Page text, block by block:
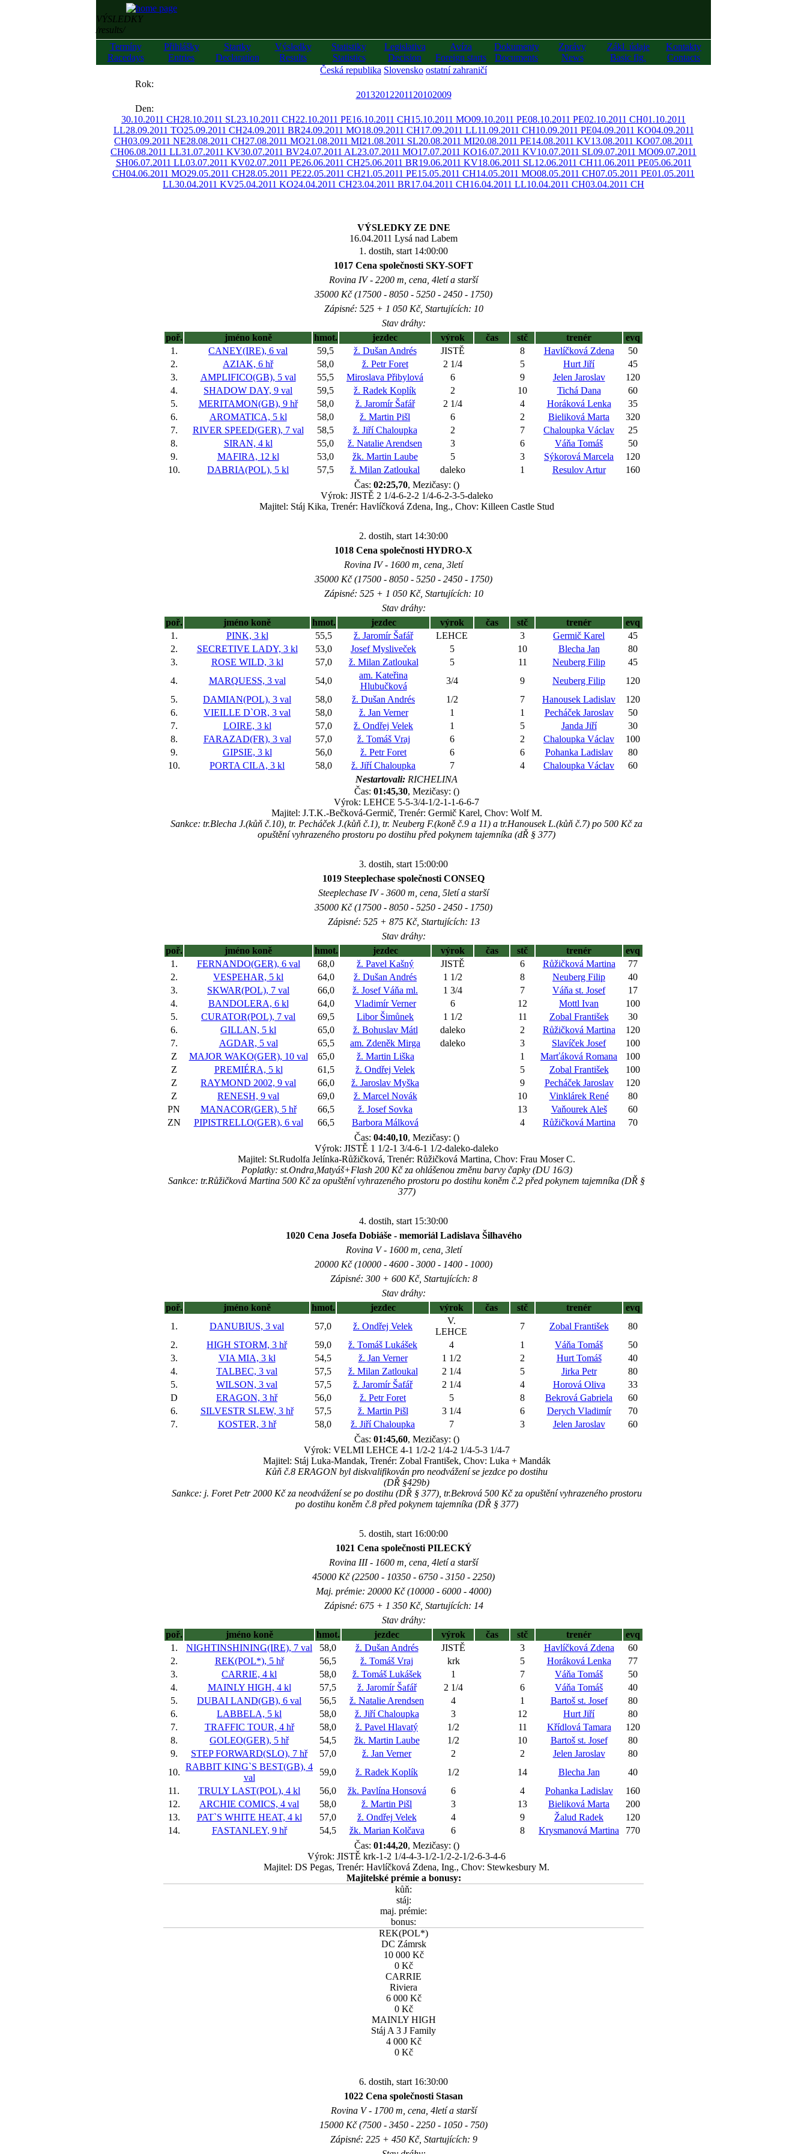
VÝSLEDKY
/results/
Termíny
Racedays
Přihlášky
Entries
Startky
Declaration
Výsledky
Results
Statistiky
Statistics
Legislativa
Decision
Avíza
Foreign starts
Dokumenty
Documents
Zprávy
News
Zákl. údaje
Basic fig.
Kontakty
Contacts
Česká republika Slovensko ostatní zahraničí
Rok:
201320122011 20102009
Den:
30.10.2011 CH28.10.2011 SL23.10.2011 CH22.10.2011 PE16.10.2011 CH15.10.2011 MO09.10.2011 PE08.10.2011 PE02.10.2011 CH01.10.2011
LL28.09.2011 TO25.09.2011 CH24.09.2011 BR24.09.2011 MO18.09.2011 CH17.09.2011 LL11.09.2011 CH10.09.2011 PE04.09.2011 KO04.09.2011
CH03.09.2011 NE28.08.2011 CH27.08.2011 MO21.08.2011 MI21.08.2011 SL20.08.2011 MI20.08.2011 PE14.08.2011 KV13.08.2011 KO07.08.2011
CH06.08.2011 LL31.07.2011 KV30.07.2011 BV24.07.2011 AL23.07.2011 MO17.07.2011 KO16.07.2011 KV10.07.2011 SL09.07.2011 MO09.07.2011
SH06.07.2011 LL03.07.2011 KV02.07.2011 PE26.06.2011 CH25.06.2011 BR19.06.2011 KV18.06.2011 SL12.06.2011 CH11.06.2011 PE05.06.2011
CH04.06.2011 MO29.05.2011 CH28.05.2011 PE22.05.2011 CH21.05.2011 PE15.05.2011 CH14.05.2011 MO08.05.2011 CH07.05.2011 PE01.05.2011
LL30.04.2011 KV25.04.2011 KO24.04.2011 CH23.04.2011 BR17.04.2011 CH16.04.2011 LL10.04.2011 CH03.04.2011 CH
VÝSLEDKY ZE DNE
16.04.2011 Lysá nad Labem
1. dostih, start 14:00:00
1017 Cena společnosti SKY-SOFT
Rovina IV - 2200 m, cena, 4letí a starší
35000 Kč (17500 - 8050 - 5250 - 2450 - 1750)
Zápisné: 525 + 1 050 Kč, Startujících: 10
Stav dráhy:
poř.
jméno koně hmot. jezdec výrok čas stč trenér
evq
1.
CANEY(IRE), 6 val 59,5 ž. Dušan Andrés JISTĚ 8 Havlíčková Zdena
50
2.
AZIAK, 6 hř 58,0 ž. Petr Foret 2 1/4 5 Hurt Jiří
45
3.
AMPLIFICO(GB), 5 val 55,5 Miroslava Přibylová 6 9 Jelen Jaroslav
120
4.
SHADOW DAY, 9 val 59,5 ž. Radek Koplík 2 10 Tichá Dana
60
5.
MERITAMON(GB), 9 hř 58,0 ž. Jaromír Šafář 2 1/4 4 Horáková Lenka
35
6.
AROMATICA, 5 kl 58,0 ž. Martin Pišl 6 2 Bieliková Marta
320
7.
RIVER SPEED(GER), 7 val 58,5 ž. Jiří Chaloupka 2 7 Chaloupka Václav
25
8.
SIRAN, 4 kl 55,0 ž. Natalie Arendsen 3 6 Váňa Tomáš
50
9.
MAFIRA, 12 kl 53,0 žk. Martin Laube 5 3 Sýkorová Marcela
120
10.
DABRIA(POL), 5 kl 57,5 ž. Milan Zatloukal daleko 1 Resulov Artur
160
Čas: 02:25,70, Mezičasy: ()
Výrok: JISTĚ 2 1/4-6-2-2 1/4-6-2-3-5-daleko
Majitel: Stáj Kika, Trenér: Havlíčková Zdena, Ing., Chov: Killeen Castle Stud
2. dostih, start 14:30:00
1018 Cena společnosti HYDRO-X
Rovina IV - 1600 m, cena, 3letí
35000 Kč (17500 - 8050 - 5250 - 2450 - 1750)
Zápisné: 525 + 1 050 Kč, Startujících: 10
Stav dráhy:
poř.
jméno koně hmot. jezdec výrok čas stč trenér
evq
1.
PINK, 3 kl 55,5 ž. Jaromír Šafář LEHCE 3 Germič Karel
45
2.
SECRETIVE LADY, 3 kl 53,0 Josef Mysliveček 5 10 Blecha Jan
80
3.
ROSE WILD, 3 kl 57,0 ž. Milan Zatloukal 5 11 Neuberg Filip
45
4.
MARQUESS, 3 val 54,0
am. Kateřina
Hlubučková
3/4 9 Neuberg Filip
120
5.
DAMIAN(POL), 3 val 58,0 ž. Dušan Andrés 1/2 7 Hanousek Ladislav
120
6.
VIEILLE D`OR, 3 val 58,0 ž. Jan Verner 1 1 Pecháček Jaroslav
50
7.
LOIRE, 3 kl 57,0 ž. Ondřej Velek 1 5 Janda Jiří
30
8.
FARAZAD(FR), 3 val 57,0 ž. Tomáš Vraj 6 2 Chaloupka Václav
100
9.
GIPSIE, 3 kl 56,0 ž. Petr Foret 6 6 Pohanka Ladislav
80
10.
PORTA CILA, 3 kl 58,0 ž. Jiří Chaloupka 7 4 Chaloupka Václav
60
Nestartovali: RICHELINA
Čas: 01:45,30, Mezičasy: ()
Výrok: LEHCE 5-5-3/4-1/2-1-1-6-6-7
Majitel: J.T.K.-Bečková-Germič, Trenér: Germič Karel, Chov: Wolf M.
Sankce: tr.Blecha J.(kůň č.10), tr. Pecháček J.(kůň č.1), tr. Neuberg F.(koně č.9 a 11) a tr.Hanousek L.(kůň č.7) po 500 Kč za
opuštění vyhrazeného prostoru po dostihu před pokynem tajemníka (dŘ § 377)
3. dostih, start 15:00:00
1019 Steeplechase společnosti CONSEQ
Steeplechase IV - 3600 m, cena, 5letí a starší
35000 Kč (17500 - 8050 - 5250 - 2450 - 1750)
Zápisné: 525 + 875 Kč, Startujících: 13
Stav dráhy:
poř.
jméno koně hmot. jezdec výrok čas stč trenér
evq
1.
FERNANDO(GER), 6 val 68,0 ž. Pavel Kašný JISTĚ 6 Růžičková Martina
77
2.
VESPEHAR, 5 kl 64,0 ž. Dušan Andrés 1 1/2 8 Neuberg Filip
40
3.
SKWAR(POL), 7 val 66,0 ž. Josef Váňa ml. 1 3/4 7 Váňa st. Josef
17
4.
BANDOLERA, 6 kl 64,0 Vladimír Verner 6 12 Mottl Ivan
100
5.
CURATOR(POL), 7 val 69,5 Libor Šimůnek 1 1/2 11 Zobal František
30
6.
GILLAN, 5 kl 65,0 ž. Bohuslav Mátl daleko 2 Růžičková Martina
120
7.
AGDAR, 5 val 65,5 am. Zdeněk Mirga daleko 3 Slavíček Josef
100
Z
MAJOR WAKO(GER), 10 val 65,0 ž. Martin Liška 1 Marťáková Romana
100
Z
PREMIÉRA, 5 kl 61,5 ž. Ondřej Velek 5 Zobal František
100
Z
RAYMOND 2002, 9 val 66,0 ž. Jaroslav Myška 9 Pecháček Jaroslav
120
Z
RENESH, 9 val 69,0 ž. Marcel Novák 10 Vinklárek René
80
PN
MANACOR(GER), 5 hř 66,5 ž. Josef Sovka 13 Vaňourek Aleš
60
ZN
PIPISTRELLO(GER), 6 val 66,5 Barbora Málková 4 Růžičková Martina
70
Čas: 04:40,10, Mezičasy: ()
Výrok: JISTĚ 1 1/2-1 3/4-6-1 1/2-daleko-daleko
Majitel: St.Rudolfa Jelínka-Růžičková, Trenér: Růžičková Martina, Chov: Frau Moser C.
Poplatky: st.Ondra,Matyáš+Flash 200 Kč za ohlášenou změnu barvy čapky (DU 16/3)
Sankce: tr.Růžičková Martina 500 Kč za opuštění vyhrazeného prostoru po dostihu koněm č.2 před pokynem tajemníka (DŘ §
377)
4. dostih, start 15:30:00
1020 Cena Josefa Dobiáše - memoriál Ladislava Šilhavého
Rovina V - 1600 m, cena, 3letí
20000 Kč (10000 - 4600 - 3000 - 1400 - 1000)
Zápisné: 300 + 600 Kč, Startujících: 8
Stav dráhy:
poř.
jméno koně hmot. jezdec výrok čas stč trenér
evq
1.
DANUBIUS, 3 val 57,0 ž. Ondřej Velek
V.
LEHCE
7 Zobal František
80
2.
HIGH STORM, 3 hř 59,0 ž. Tomáš Lukášek 4 1 Váňa Tomáš
50
3.
VIA MIA, 3 kl 54,5 ž. Jan Verner 1 1/2 2 Hurt Tomáš
40
4.
TALBEC, 3 val 57,5 ž. Milan Zatloukal 2 1/4 5 Jirka Petr
80
5.
WILSON, 3 val 57,5 ž. Jaromír Šafář 2 1/4 4 Horová Oliva
33
D
ERAGON, 3 hř 56,0 ž. Petr Foret 5 8 Bekrová Gabriela
60
6.
SILVESTR SLEW, 3 hř 57,5 ž. Martin Pišl 3 1/4 6 Derych Vladimír
70
7.
KOSTER, 3 hř 58,0 ž. Jiří Chaloupka 7 3 Jelen Jaroslav
60
Čas: 01:45,60, Mezičasy: ()
Výrok: VELMI LEHCE 4-1 1/2-2 1/4-2 1/4-5-3 1/4-7
Majitel: Stáj Luka-Mandak, Trenér: Zobal František, Chov: Luka + Mandák
Kůň č.8 ERAGON byl diskvalifikován pro neodvážení se jezdce po dostihu
(DŘ §429b)
Sankce: j. Foret Petr 2000 Kč za neodvážení se po dostihu (DŘ § 377), tr.Bekrová 500 Kč za opuštění vyhrazeného prostoru
po dostihu koněm č.8 před pokynem tajemníka (DŘ § 377)
5. dostih, start 16:00:00
1021 Cena společnosti PILECKÝ
Rovina III - 1600 m, cena, 4letí a starší
45000 Kč (22500 - 10350 - 6750 - 3150 - 2250)
Maj. prémie: 20000 Kč (10000 - 6000 - 4000)
Zápisné: 675 + 1 350 Kč, Startujících: 14
Stav dráhy:
poř.
jméno koně hmot. jezdec výrok čas stč trenér
evq
1.
NIGHTINSHINING(IRE), 7 val 58,0 ž. Dušan Andrés JISTĚ 3 Havlíčková Zdena
60
2.
REK(POL*), 5 hř 56,5 ž. Tomáš Vraj krk 5 Horáková Lenka
77
3.
CARRIE, 4 kl 58,0 ž. Tomáš Lukášek 1 7 Váňa Tomáš
50
4.
MAINLY HIGH, 4 kl 57,5 ž. Jaromír Šafář 2 1/4 6 Váňa Tomáš
40
5.
DUBAI LAND(GB), 6 val 56,5 ž. Natalie Arendsen 4 1 Bartoš st. Josef
80
6.
LABBELA, 5 kl 58,0 ž. Jiří Chaloupka 3 12 Hurt Jiří
80
7.
TRAFFIC TOUR, 4 hř 58,0 ž. Pavel Hlavatý 1/2 11 Křídlová Tamara
120
8.
GOLEO(GER), 5 hř 54,5 žk. Martin Laube 1/2 10 Bartoš st. Josef
80
9.
STEP FORWARD(SLO), 7 hř 57,0 ž. Jan Verner 2 2 Jelen Jaroslav
80
10.
RABBIT KING`S BEST(GB), 4
val
59,0 ž. Radek Koplík 1/2 14 Blecha Jan
40
11.
TRULY LAST(POL), 4 kl 56,0 žk. Pavlína Honsová 6 4 Pohanka Ladislav
160
12.
ARCHIE COMICS, 4 val 58,0 ž. Martin Pišl 3 13 Bieliková Marta
200
13.
PAT`S WHITE HEAT, 4 kl 57,0 ž. Ondřej Velek 4 9 Žalud Radek
120
14.
FASTANLEY, 9 hř 54,5 žk. Marian Kolčava 6 8 Krysmanová Martina
770
Čas: 01:44,20, Mezičasy: ()
Výrok: JISTĚ krk-1-2 1/4-4-3-1/2-1/2-2-1/2-6-3-4-6
Majitel: DS Pegas, Trenér: Havlíčková Zdena, Ing., Chov: Stewkesbury M.
Majitelské prémie a bonusy:
kůň:
stáj:
maj. prémie:
bonus:
REK(POL*)
DC Zámrsk
10 000 Kč
0 Kč
CARRIE
Riviera
6 000 Kč
0 Kč
MAINLY HIGH
Stáj A 3 J Family
4 000 Kč
0 Kč
6. dostih, start 16:30:00
1022 Cena společnosti Stasan
Rovina V - 1700 m, cena, 4letí a starší
15000 Kč (7500 - 3450 - 2250 - 1050 - 750)
Zápisné: 225 + 450 Kč, Startujících: 9